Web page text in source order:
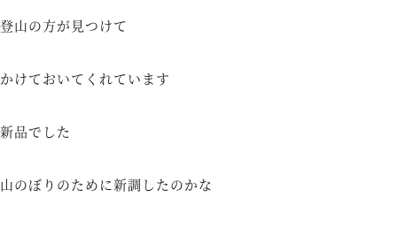
登山の方が見つけて
かけておいてくれています
新品でした
山のぼりのために新調したのかな